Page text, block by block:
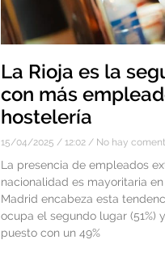
La Rioja es la
con más
hostelería
15/04/2025 12:02 No hay
La presencia de empleados
nacionalidad es mayoritaria
Madrid encabeza esta
ocupa el segundo lugar (51%)
puesto con un 49%